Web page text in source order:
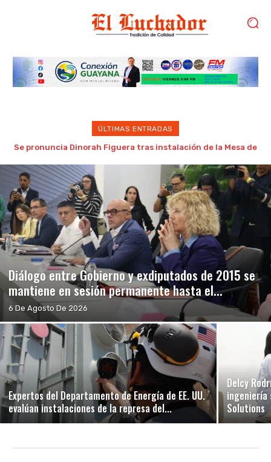
ÚLTIMAS ENTRADAS
Gobierno de Trump considera como “una oportunidad única”
Diálogo entre Gobierno y exdiputados de 2015 se
mantiene en sesión permanente hasta el...
6 De Agosto De 2026
Expertos del Departamento de Energía de EE. UU.
evalúan instalaciones de la represa del...
Delcy
ingeniería
Solutions